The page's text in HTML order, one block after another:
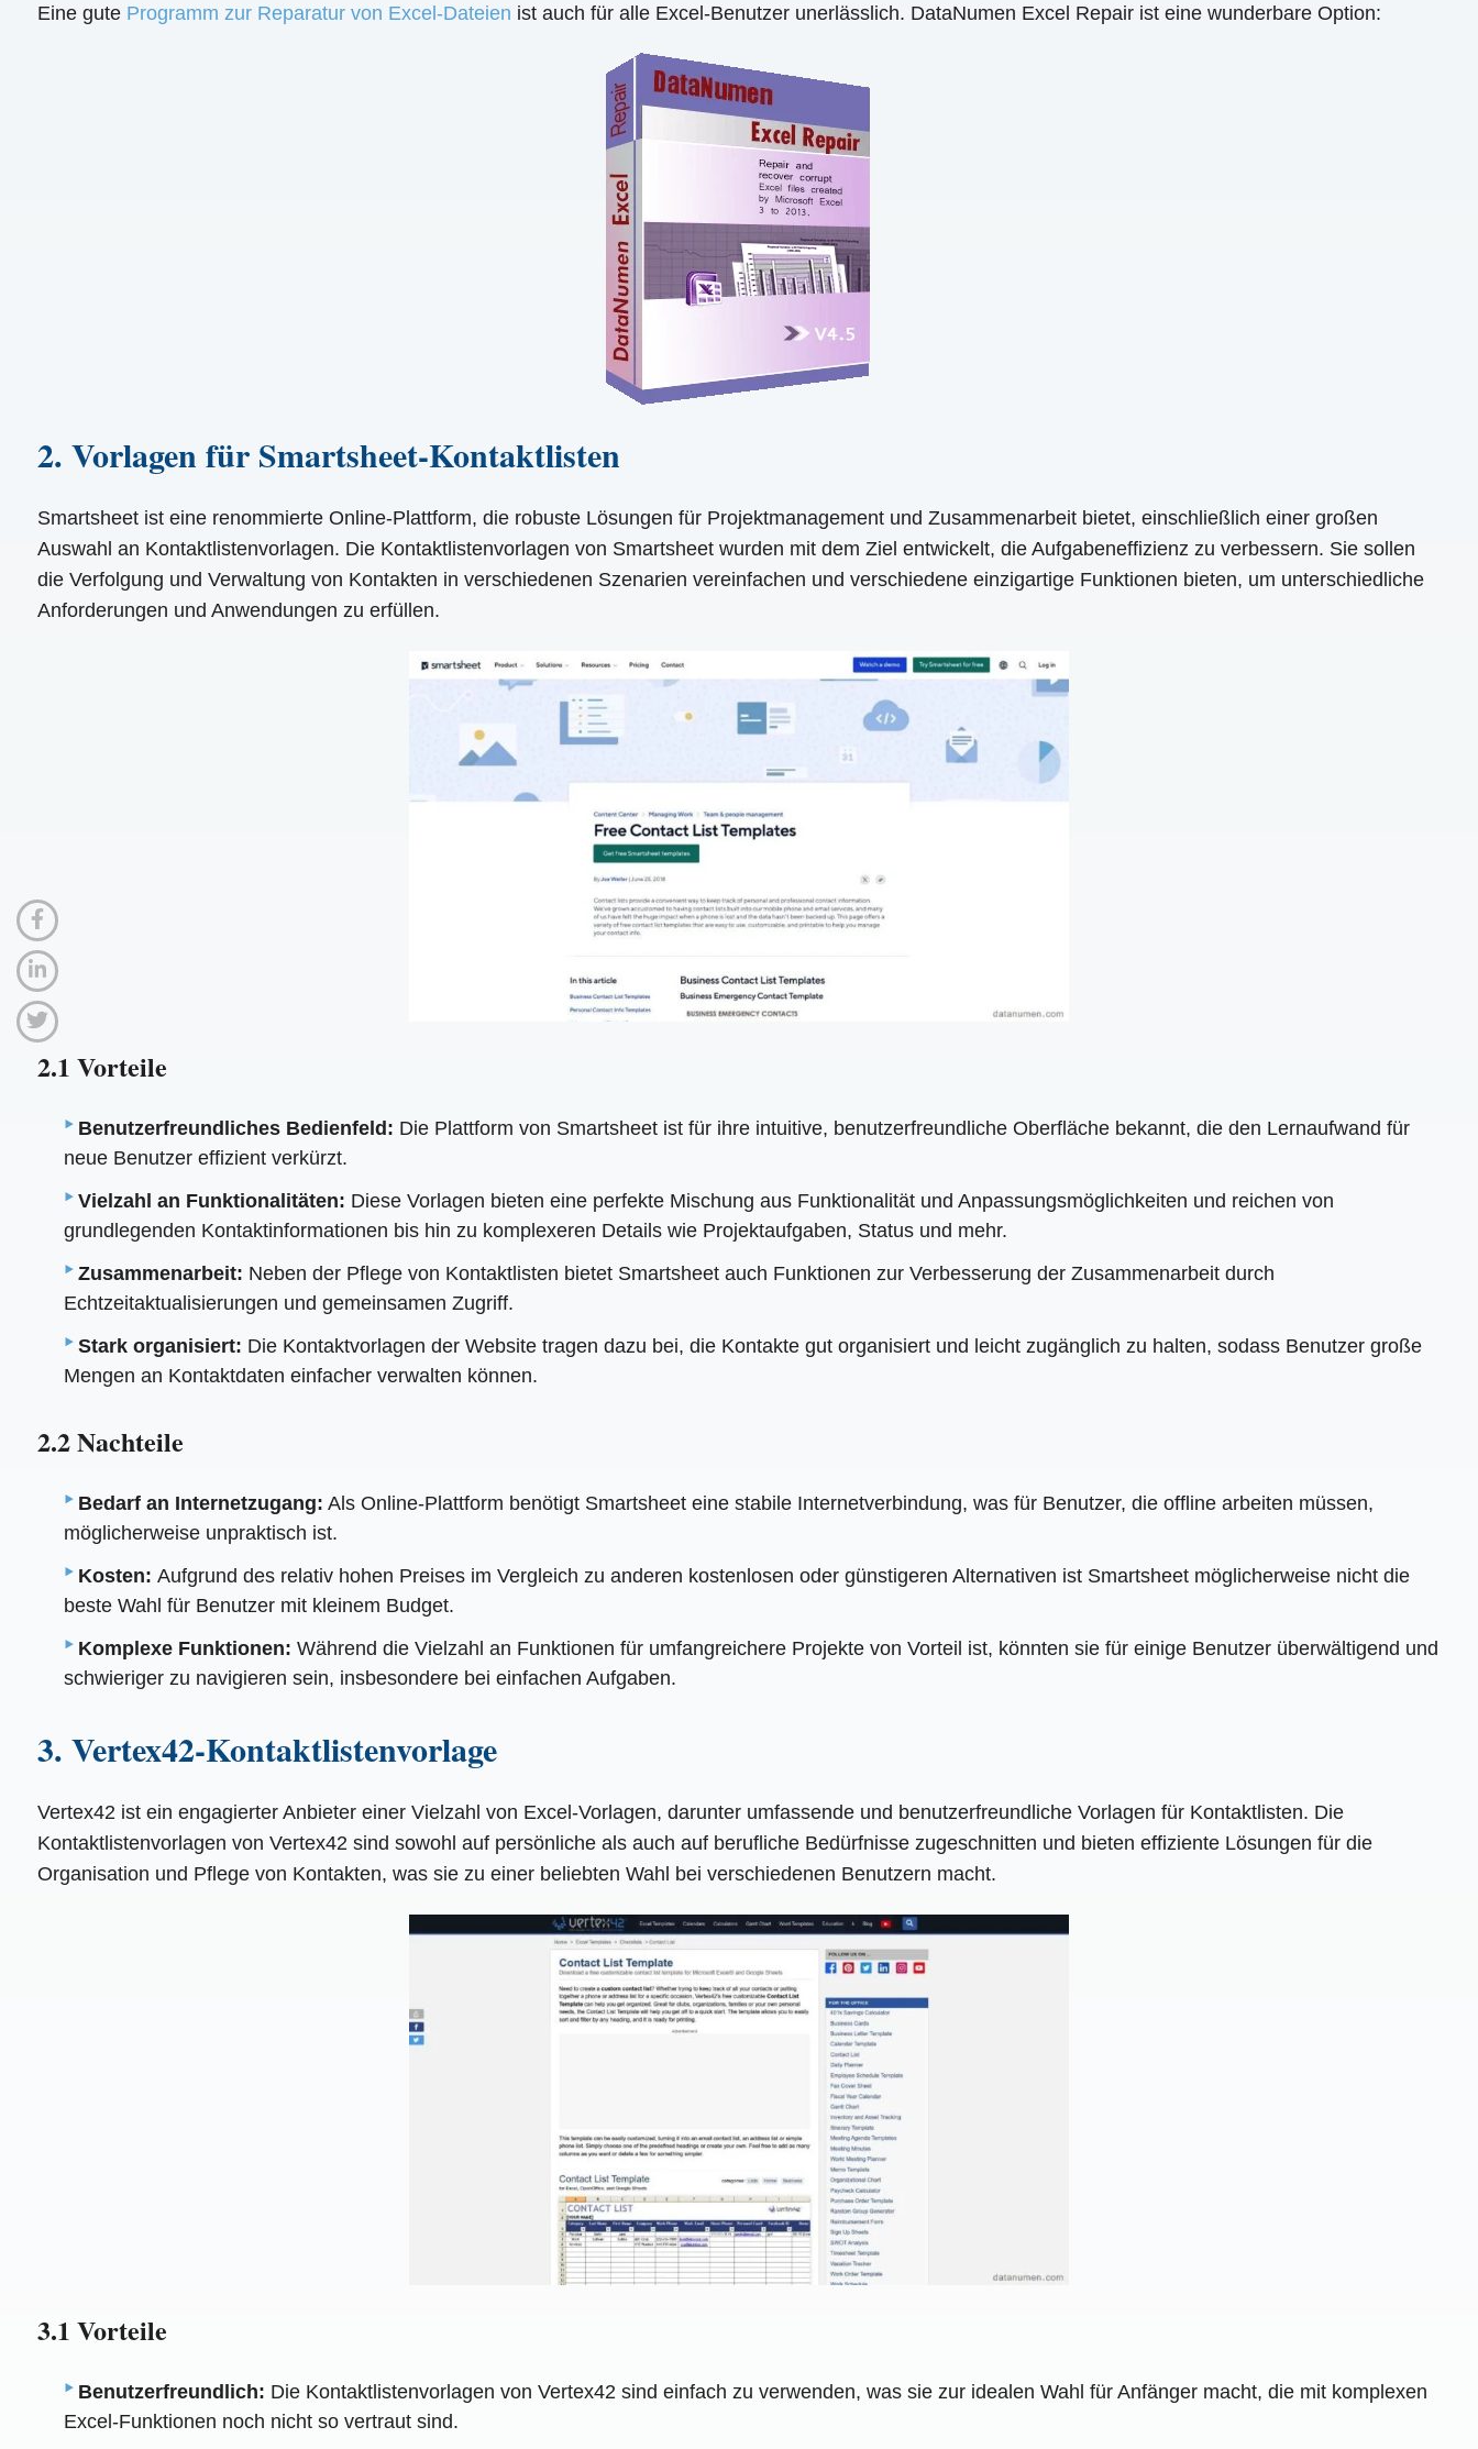
Eine gute Programm zur Reparatur von Excel-Dateien ist auch für alle Excel-Benutzer unerlässlich. DataNumen Excel Repair ist eine wunderbare Option:
2. Vorlagen für Smartsheet-Kontaktlisten
Smartsheet ist eine renommierte Online-Plattform, die robuste Lösungen für Projektmanagement und Zusammenarbeit bietet, einschließlich einer großen
Auswahl an Kontaktlistenvorlagen. Die Kontaktlistenvorlagen von Smartsheet wurden mit dem Ziel entwickelt, die Aufgabeneffizienz zu verbessern. Sie sollen
die Verfolgung und Verwaltung von Kontakten in verschiedenen Szenarien vereinfachen und verschiedene einzigartige Funktionen bieten, um unterschiedliche
Anforderungen und Anwendungen zu erfüllen.
2.1 Vorteile
Benutzerfreundliches Bedienfeld: Die Plattform von Smartsheet ist für ihre intuitive, benutzerfreundliche Oberfläche bekannt, die den Lernaufwand für
neue Benutzer effizient verkürzt.
Vielzahl an Funktionalitäten: Diese Vorlagen bieten eine perfekte Mischung aus Funktionalität und Anpassungsmöglichkeiten und reichen von
grundlegenden Kontaktinformationen bis hin zu komplexeren Details wie Projektaufgaben, Status und mehr.
Zusammenarbeit: Neben der Pflege von Kontaktlisten bietet Smartsheet auch Funktionen zur Verbesserung der Zusammenarbeit durch
Echtzeitaktualisierungen und gemeinsamen Zugriff.
Stark organisiert: Die Kontaktvorlagen der Website tragen dazu bei, die Kontakte gut organisiert und leicht zugänglich zu halten, sodass Benutzer große
Mengen an Kontaktdaten einfacher verwalten können.
2.2 Nachteile
Bedarf an Internetzugang: Als Online-Plattform benötigt Smartsheet eine stabile Internetverbindung, was für Benutzer, die offline arbeiten müssen,
möglicherweise unpraktisch ist.
Kosten:Aufgrund des relativ hohen Preises im Vergleich zu anderen kostenlosen oder günstigeren Alternativen ist Smartsheet möglicherweise nicht die
beste Wahl für Benutzer mit kleinem Budget.
Komplexe Funktionen: Während die Vielzahl an Funktionen für umfangreichere Projekte von Vorteil ist, könnten sie für einige Benutzer überwältigend und
schwieriger zu navigieren sein, insbesondere bei einfachen Aufgaben.
3. Vertex42-Kontaktlistenvorlage
Vertex42 ist ein engagierter Anbieter einer Vielzahl von Excel-Vorlagen, darunter umfassende und benutzerfreundliche Vorlagen für Kontaktlisten. Die
Kontaktlistenvorlagen von Vertex42 sind sowohl auf persönliche als auch auf berufliche Bedürfnisse zugeschnitten und bieten effiziente Lösungen für die
Organisation und Pflege von Kontakten, was sie zu einer beliebten Wahl bei verschiedenen Benutzern macht.
3.1 Vorteile
Benutzerfreundlich: Die Kontaktlistenvorlagen von Vertex42 sind einfach zu verwenden, was sie zur idealen Wahl für Anfänger macht, die mit komplexen
Excel-Funktionen noch nicht so vertraut sind.